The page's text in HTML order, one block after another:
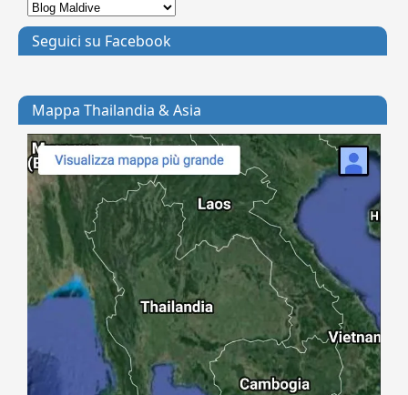
Seguici su Facebook
Mappa Thailandia & Asia